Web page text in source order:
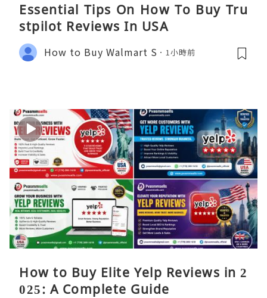
Essential Tips On How To Buy Tru
stpilot Reviews In USA
How to Buy Walmart S 1小時前
How to Buy Elite Yelp Reviews in 2
025: A Complete Guide